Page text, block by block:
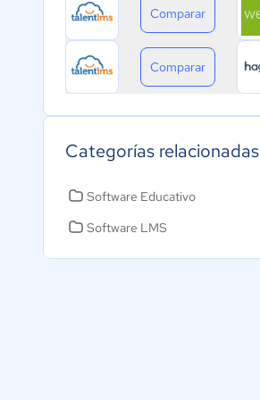
Comparar
Comparar
Categorías relacionadas
Software Educativo
Software LMS